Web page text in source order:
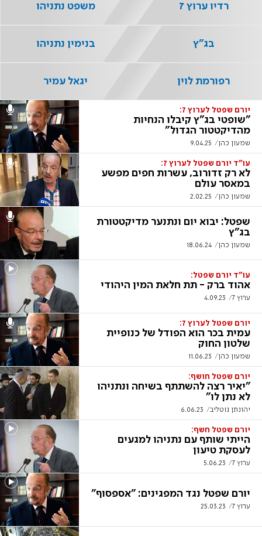
יורם שפטל לערוץ 7:
"שופטי בג"ץ קיבלו הנחיות
מהדיקטטור הגדול"
שמעון כהן 9.04.25
עו"ד יורם שפטל לערוץ 7:
לא רק זדורוב, עשרות חפים מפשע
במאסר עולם
שמעון כהן 2.02.25
שפטל: יבוא יום ונתנער מדיקטטורת
בג"ץ
שמעון כהן 18.06.24
עו"ד יורם שפטל:
אהוד ברק - תת חלאת המין היהודי
ערוץ 7 4.09.23
יורם שפטל לערוץ 7:
עמית בכר הוא הפודל של כנופיית
שלטון החוק
שמעון כהן 11.06.23
יורם שפטל חושף:
"יאיר רצה להשתתף בשיחה ונתניהו
לא נתן לו"
יהונתן גוטליב 6.06.23
יורם שפטל חשף:
הייתי שותף עם נתניהו למגעים
לעסקת טיעון
ערוץ 7 5.06.23
יורם שפטל נגד המפגינים: "אספסוף"
ערוץ 7 25.03.23
רדיו ערוץ 7 משפט נתניהו
בג"ץ בנימין נתניהו
רפורמת לוין יגאל עמיר